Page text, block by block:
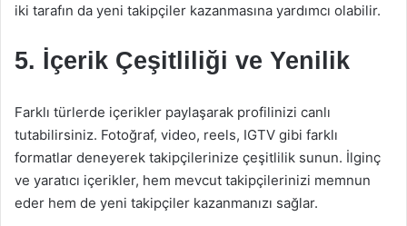
iki tarafın da yeni takipçiler kazanmasına yardımcı olabilir.
5. İçerik Çeşitliliği ve Yenilik
Farklı türlerde içerikler paylaşarak profilinizi canlı
tutabilirsiniz. Fotoğraf, video, reels, IGTV gibi farklı
formatlar deneyerek takipçilerinize çeşitlilik sunun. İlginç
ve yaratıcı içerikler, hem mevcut takipçilerinizi memnun
eder hem de yeni takipçiler kazanmanızı sağlar.